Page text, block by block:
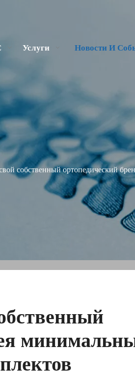
Услуги Новости И
собственный ортопедический